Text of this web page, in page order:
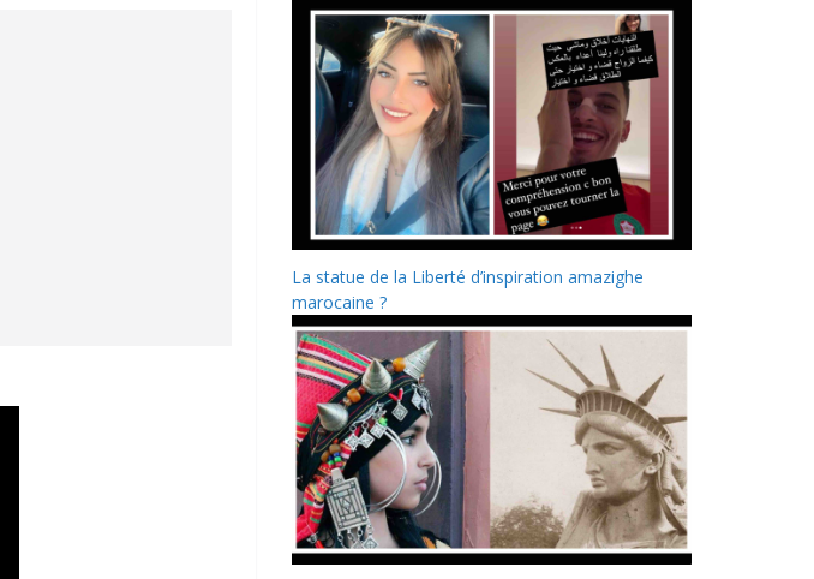
La statue de la Liberté d’inspiration amazighe
marocaine ?